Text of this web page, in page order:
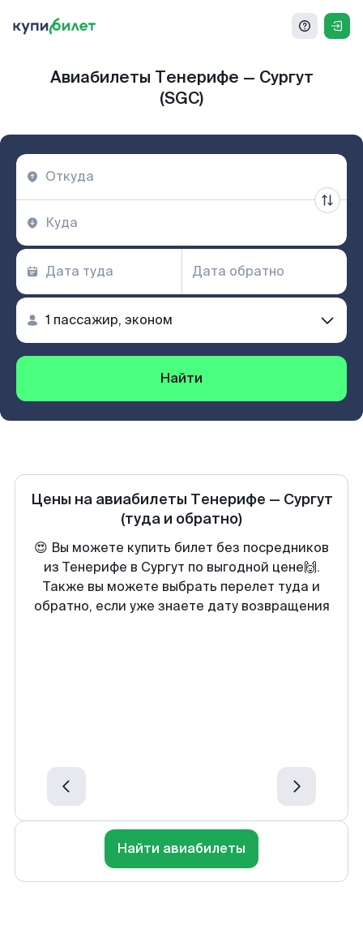
Авиабилеты Тенерифе — Сургут
(SGC)
Найти
Цены на авиабилеты Тенерифе — Сургут
(туда и обратно)
😍 Вы можете купить билет без посредников
из Тенерифе в Сургут по выгодной цене🙌.
Также вы можете выбрать перелет туда и
обратно, если уже знаете дату возвращения
Найти авиабилеты